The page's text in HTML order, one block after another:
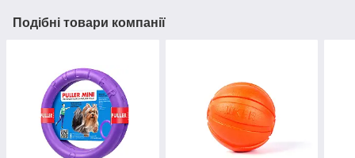
Подібні товари компанії